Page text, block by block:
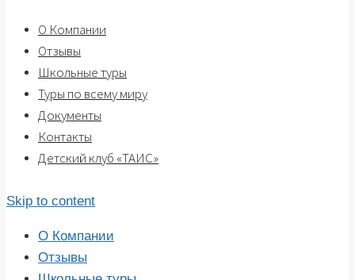
О Компании
Отзывы
Школьные туры
Туры по всему миру
Документы
Контакты
Детский клуб «ТАИС»
Skip to content
О Компании
Отзывы